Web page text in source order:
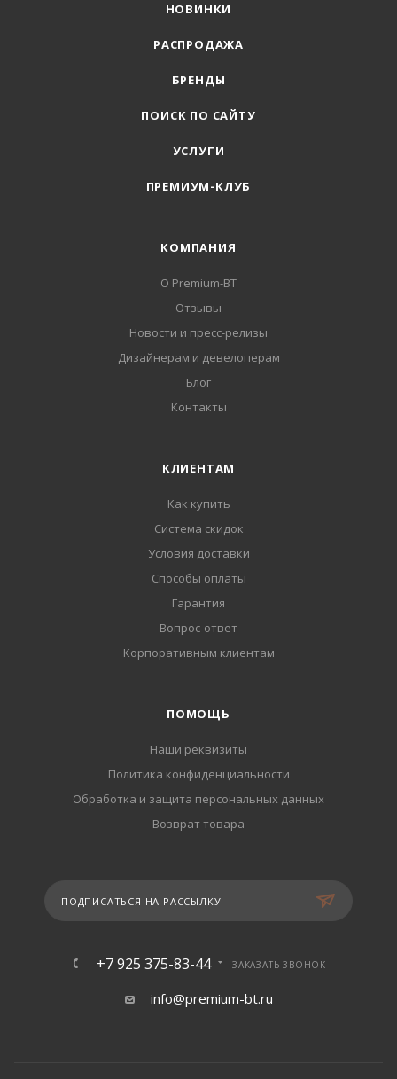
НОВИНКИ
РАСПРОДАЖА
БРЕНДЫ
ПОИСК ПО САЙТУ
УСЛУГИ
ПРЕМИУМ-КЛУБ
КОМПАНИЯ
О Premium-BT
Отзывы
Новости и пресс-релизы
Дизайнерам и девелоперам
Блог
Контакты
КЛИЕНТАМ
Как купить
Система скидок
Условия доставки
Способы оплаты
Гарантия
Вопрос-ответ
Корпоративным клиентам
ПОМОЩЬ
Наши реквизиты
Политика конфиденциальности
Обработка и защита персональных данных
Возврат товара
ПОДПИСАТЬСЯ НА РАССЫЛКУ
+7 925 375-83-44 ЗАКАЗАТЬ ЗВОНОК
info@premium-bt.ru